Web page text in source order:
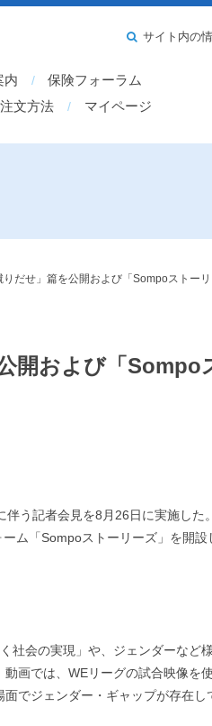
内
保険フォーラム
文方法
マイページ
サイト内の
だせ」篇を公開および「Sompoストー
開および「Sompo
う記者会見を8月26日に実施した
ム「Sompoストーリーズ」を開設
社会の実現」や、ジェンダーなど
画では、WEリーグの試合映像を
でジェンダー・ギャップが存在し